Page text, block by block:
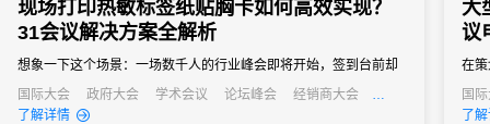
现场打印热敏标签纸贴胸卡如何高效实现？
31会议解决方案全解析
想象一下这个场景：一场数千人的行业峰会即将开始，签到台前却
排起了长龙。工作人员手忙脚乱地在厚厚一沓预先打印好的胸卡中
寻找参会者的名字，偶尔还会遇到名字拼写错误或临时换人导致的
国际大会 政府大会 学术会议 论坛峰会
经销商大会
招商会
了解详情
大
议
在
点
堵
国
行
了